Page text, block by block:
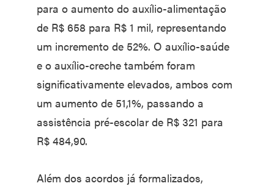
para o aumento do auxílio-alimentação
de R$ 658 para R$ 1 mil, representando
um incremento de 52%. O auxílio-saúde
e o auxílio-creche também foram
significativamente elevados, ambos com
um aumento de 51,1%, passando a
assistência pré-escolar de R$ 321 para
R$ 484,90.
Além dos acordos já formalizados,